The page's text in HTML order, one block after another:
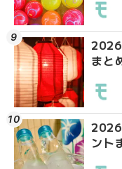
2026
ベン
2026
ベン